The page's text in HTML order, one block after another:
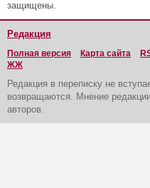
защищены.
Редакция
Полная версия Карта сайта
ЖЖ
Редакция в переписку не
возвращаются. Мнение
авторов.